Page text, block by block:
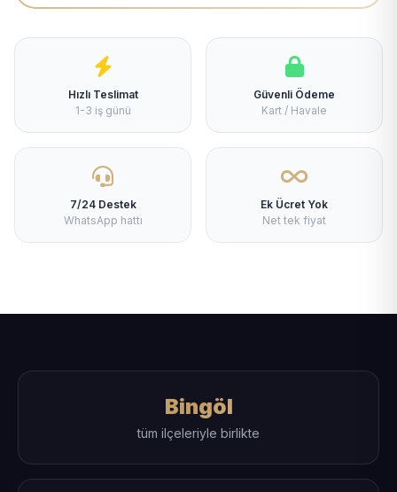
Hızlı Teslimat
1-3 iş günü
Güvenli Ödeme
Kart / Havale
7/24 Destek
WhatsApp hattı
Ek Ücret Yok
Net tek fiyat
Bingöl
tüm ilçeleriyle birlikte